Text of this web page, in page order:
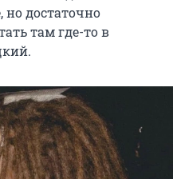
но достаточно
там где-то в